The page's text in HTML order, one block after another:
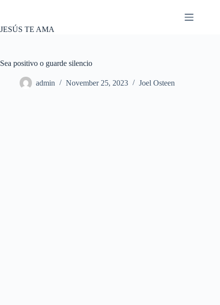
JESÚS TE AMA
Sea positivo o guarde silencio
admin November 25, 2023 Joel Osteen